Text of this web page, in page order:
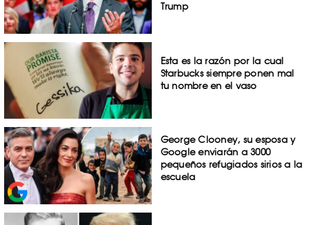
Trump
Esta es la razón por la cual
Starbucks siempre ponen mal
tu nombre en el vaso
George Clooney, su esposa y
Google enviarán a 3000
pequeños refugiados sirios a la
escuela